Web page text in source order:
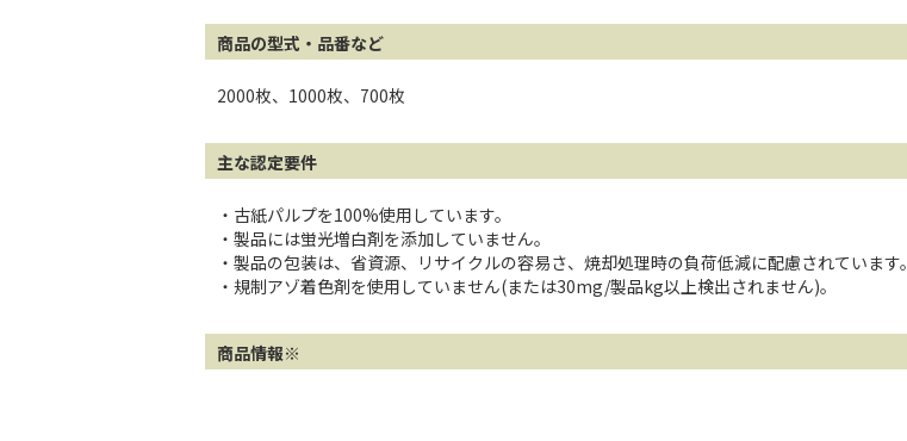
商品の型式・品番など
2000枚、1000枚、700枚
主な認定要件
・古紙パルプを100%使用しています。
・製品には蛍光増白剤を添加していません。
・製品の包装は、省資源、リサイクルの容易さ、焼却処理時の負荷低減に配慮されています。
・規制アゾ着色剤を使用していません(または30mg/製品kg以上検出されません)。
商品情報※